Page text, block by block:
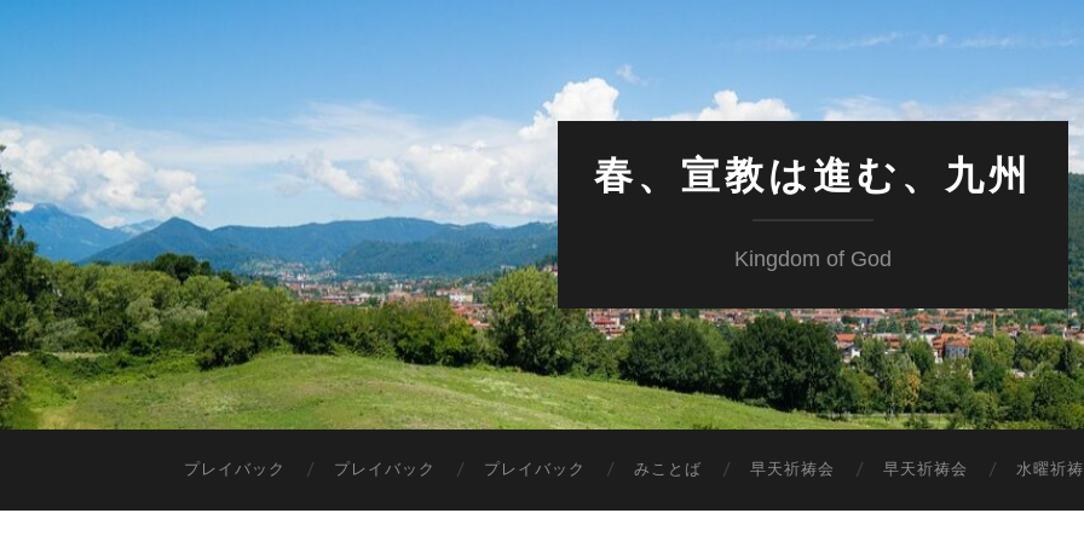
春、宣教は進む、九州
Kingdom of God
プレイバック プレイバック プレイバック みことば 早天祈祷会 早天祈祷会 水曜祈